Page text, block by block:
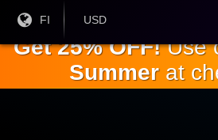
Nykyinen
FI
Nykyinen
USD
Get 25% OFF!Use
Summerat